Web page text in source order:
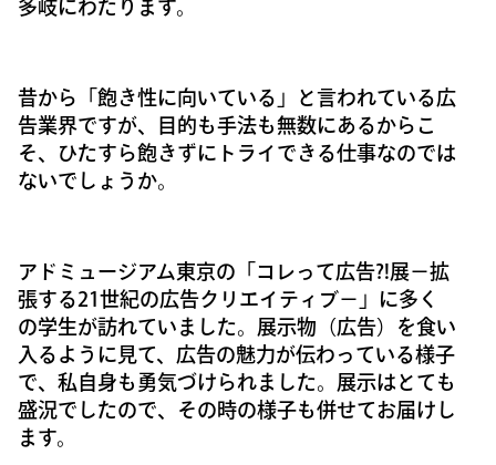
多岐にわたります。
昔から「飽き性に向いている」と言われている広
告業界ですが、目的も手法も無数にあるからこ
そ、ひたすら飽きずにトライできる仕事なのでは
ないでしょうか。
アドミュージアム東京の「コレって広告?!展－拡
張する21世紀の広告クリエイティブ－」に多く
の学生が訪れていました。展示物（広告）を食い
入るように見て、広告の魅力が伝わっている様子
で、私自身も勇気づけられました。展示はとても
盛況でしたので、その時の様子も併せてお届けし
ます。